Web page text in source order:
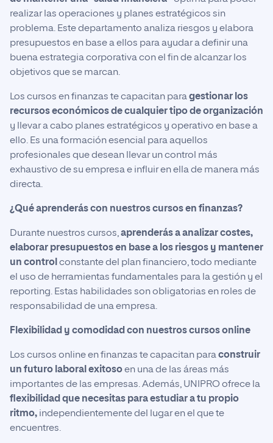
realizar las operaciones y planes estratégicos sin
problema. Este departamento analiza riesgos y elabora
presupuestos en base a ellos para ayudar a definir una
buena estrategia corporativa con el fin de alcanzar los
objetivos que se marcan.
Los cursos en finanzas te capacitan paragestionar los
recursos económicos de cualquier tipo de organización
y llevar a cabo planes estratégicos y operativo en base a
ello. Es una formación esencial para aquellos
profesionales que desean llevar un control más
exhaustivo de su empresa e influir en ella de manera más
directa.
¿Qué aprenderás con nuestros cursos en finanzas?
Durante nuestros cursos,aprenderás a analizar costes,
elaborar presupuestos en base a los riesgos y mantener
un controlconstante del plan financiero, todo mediante
el uso de herramientas fundamentales para la gestión y el
reporting. Estas habilidades son obligatorias en roles de
responsabilidad de una empresa.
Flexibilidad y comodidad con nuestros cursos online
Los cursos online en finanzas te capacitan paraconstruir
un futuro laboral exitosoen una de las áreas más
importantes de las empresas. Además, UNIPRO ofrece la
flexibilidad que necesitas para estudiar a tu propio
ritmo, independientemente del lugar en el que te
encuentres.